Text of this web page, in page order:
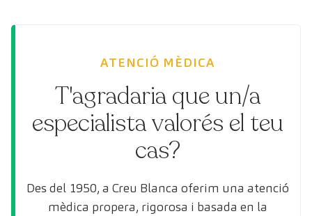
ATENCIÓ MÈDICA
T'agradaria que un/a
especialista valorés el teu
cas?
Des del 1950, a Creu Blanca oferim una atenció
mèdica propera, rigorosa i basada en la